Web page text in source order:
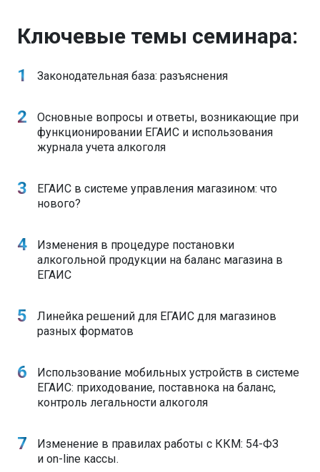
Ключевые темы семинара:
Законодательная база: разъяснения
Основные вопросы и ответы, возникающие при
функционировании ЕГАИС и использования
журнала учета алкоголя
ЕГАИС в системе управления магазином: что
нового?
Изменения в процедуре постановки
алкогольной продукции на баланс магазина в
ЕГАИС
Линейка решений для ЕГАИС для магазинов
разных форматов
Использование мобильных устройств в системе
ЕГАИС: приходование, поставнока на баланс,
контроль легальности алкоголя
Изменение в правилах работы с ККМ: 54-ФЗ
и on-line кассы.